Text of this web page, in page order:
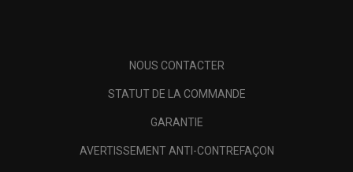
NOUS CONTACTER
STATUT DE LA COMMANDE
GARANTIE
AVERTISSEMENT ANTI-CONTREFAÇON